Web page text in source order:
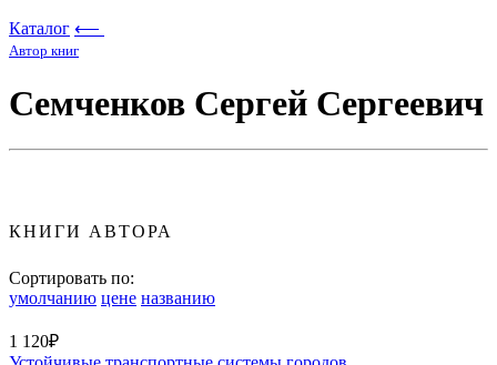
Каталог ⟵
Автор книг
Семченков Сергей Сергеевич
КНИГИ АВТОРА
Сортировать по:
умолчанию цене названию
1 120₽